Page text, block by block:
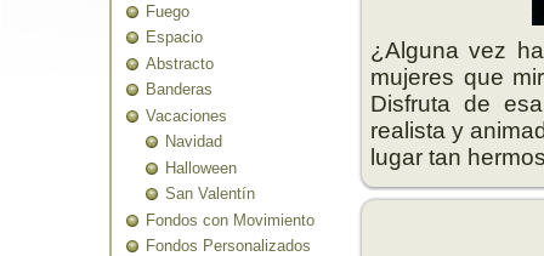
Fuego
Espacio
Abstracto
Banderas
Vacaciones
Navidad
Halloween
San Valentín
Fondos con Movimiento
Fondos Personalizados
¿Alguna vez
mujeres que
Disfruta de
realista y
lugar tan